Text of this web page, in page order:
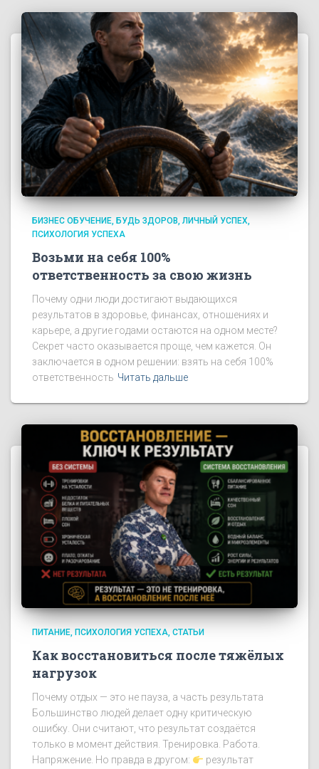
БИЗНЕС ОБУЧЕНИЕ БУДЬ ЗДОРОВ ЛИЧНЫЙ УСПЕХ
ПСИХОЛОГИЯ УСПЕХА
Возьми на себя 100%
ответственность за свою жизнь
Почему одни люди достигают выдающихся
результатов в здоровье, финансах, отношениях и
карьере, а другие годами остаются на одном месте?
Секрет часто оказывается проще, чем кажется. Он
заключается в одном решении: взять на себя 100%
ответственность Читать дальше
ПИТАНИЕ ПСИХОЛОГИЯ УСПЕХА СТАТЬИ
Как восстановиться после тяжёлых
нагрузок
Почему отдых — это не пауза, а часть результата
Большинство людей делает одну критическую
ошибку. Они считают, что результат создаётся
только в момент действия. Тренировка. Работа.
Напряжение. Но правда в другом:
результат